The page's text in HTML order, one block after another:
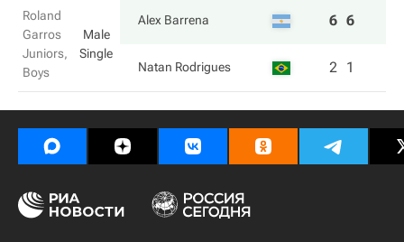
Roland
Garros
Juniors,
Boys
Male
Single
Alex Barrena 6 6
Natan Rodrigues 2 1